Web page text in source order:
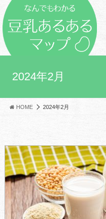
2024年2月
HOME 2024年2月